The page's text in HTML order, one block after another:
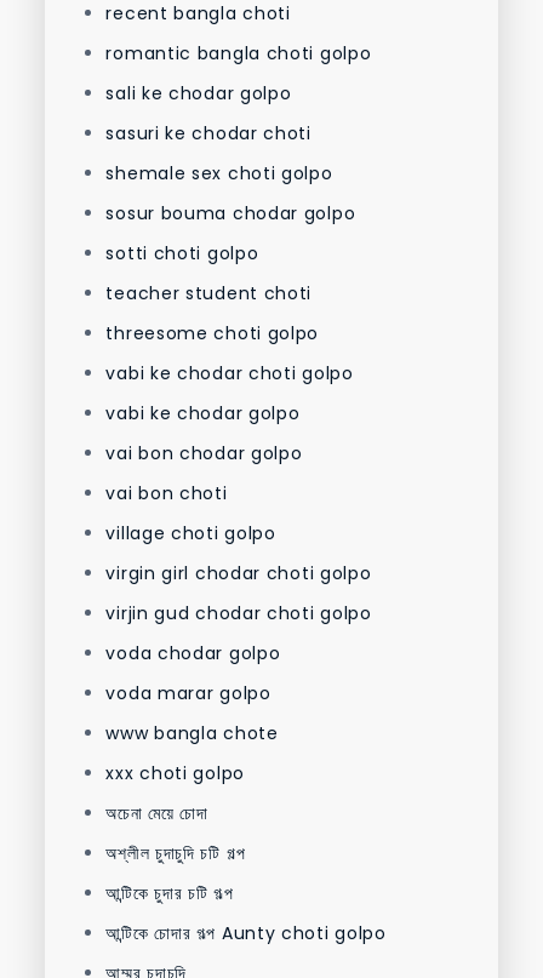
recent bangla choti
romantic bangla choti golpo
sali ke chodar golpo
sasuri ke chodar choti
shemale sex choti golpo
sosur bouma chodar golpo
sotti choti golpo
teacher student choti
threesome choti golpo
vabi ke chodar choti golpo
vabi ke chodar golpo
vai bon chodar golpo
vai bon choti
village choti golpo
virgin girl chodar choti golpo
virjin gud chodar choti golpo
voda chodar golpo
voda marar golpo
www bangla chote
xxx choti golpo
অচেনা মেয়ে চোদা
অশ্লীল চুদাচুদি চটি গল্প
আন্টিকে চুদার চটি গল্প
আন্টিকে চোদার গল্প Aunty choti golpo